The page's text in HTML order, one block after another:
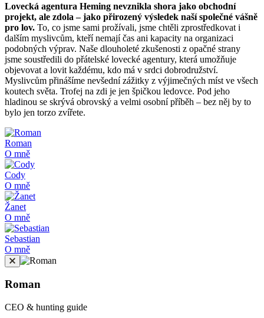
Lovecká agentura Heming nevznikla shora jako obchodní
projekt, ale zdola – jako přirozený výsledek naší společné vášně
pro lov. To, co jsme sami prožívali, jsme chtěli zprostředkovat i
dalším myslivcům, kteří nemají čas ani kapacity na organizaci
podobných výprav. Naše dlouholeté zkušenosti z opačné strany
jsme soustředili do přátelské lovecké agentury, která umožňuje
objevovat a lovit každému, kdo má v srdci dobrodružství.
Myslivcům přinášíme nevšední zážitky z výjimečných míst ve všech
koutech světa. Trofej na zdi je jen špičkou ledovce. Pod jeho
hladinou se skrývá obrovský a velmi osobní příběh – bez něj by to
bylo jen torzo zvířete.
Roman
O mně
Cody
O mně
Žanet
O mně
Sebastian
O mně
Roman
CEO & hunting guide